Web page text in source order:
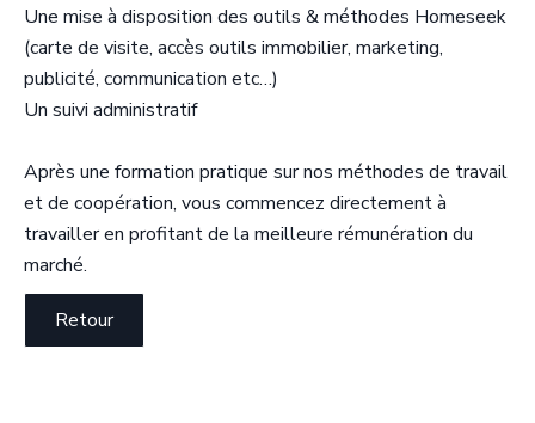
Une mise à disposition des outils & méthodes Homeseek
(carte de visite, accès outils immobilier, marketing,
publicité, communication etc…)
Un suivi administratif
Après une formation pratique sur nos méthodes de travail
et de coopération, vous commencez directement à
travailler en profitant de la meilleure rémunération du
marché.
Retour